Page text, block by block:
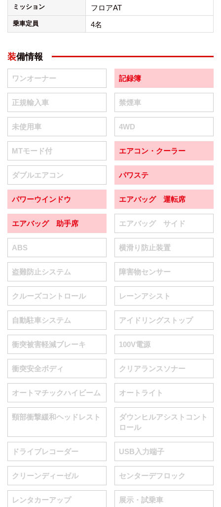
ミッション フロアAT
乗車定員 4名
装備情報
ワンオーナー 記録簿
正規輸入車 禁煙車
未使用車 4WD
MTモード付 エアコン・クーラー
ダブルエアコン パワステ
パワーウインドウ エアバッグ 運転席
エアバッグ 助手席 エアバッグ サイド
ABS 横滑り防止装置
盗難防止システム 障害物センサー
クルーズコントロール レーンアシスト
自動駐車システム アイドリングストップ
衝突被害軽減ブレーキ 100V電源
衝突安全ボディ クリアランスソナー
オートマチックハイビーム オートライト
頸部衝撃緩和ヘッドレスト
ダウンヒルアシストコント
ロール
ドライブレコーダー USB入力端子
クリーンディーゼル センターデフロック
レンタカーアップ 展示・試乗車